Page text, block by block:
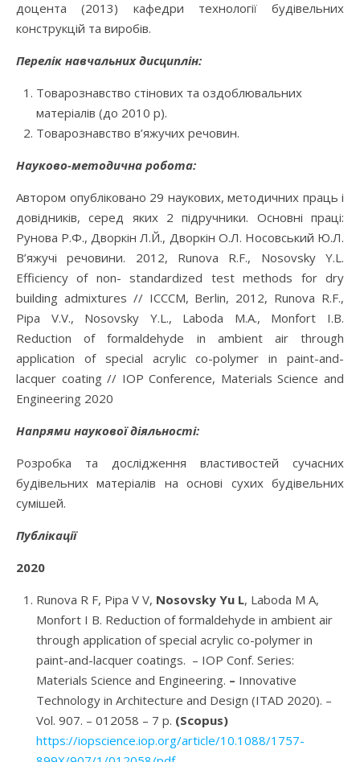
доцента (2013) кафедри технології будівельних
конструкцій та виробів.
Перелік навчальних дисциплін:
Товарознавство стінових та оздоблювальних
матеріалів (до 2010 р).
Товарознавство в’яжучих речовин.
Науково-методична робота:
Автором опубліковано 29 наукових, методичних праць і
довідників, серед яких 2 підручники. Основні праці:
Рунова Р.Ф., Дворкін Л.Й., Дворкін О.Л. Носовський Ю.Л.
В’яжучі речовини. 2012, Runova R.F., Nosovsky Y.L.
Efficiency of non- standardized test methods for dry
building admixtures // ICCCM, Berlin, 2012, Runova R.F.,
Pipa V.V., Nosovsky Y.L., Laboda M.A., Monfort I.B.
Reduction of formaldehyde in ambient air through
application of special acrylic co-polymer in paint-and-
lacquer coating // IOP Conference, Materials Science and
Engineering 2020
Напрями наукової діяльності:
Розробка та дослідження властивостей сучасних
будівельних матеріалів на основі сухих будівельних
сумішей.
Публікації
2020
Runova R F, Pipa V V, Nosovsky Yu L, Laboda M A,
Monfort I B. Reduction of formaldehyde in ambient air
through application of special acrylic co-polymer in
paint-and-lacquer coatings. – IOP Conf. Series:
Materials Science and Engineering. – Innovative
Technology in Architecture and Design (ITAD 2020). –
Vol. 907. – 012058 – 7 р. (Scopus)
https://iopscience.iop.org/article/10.1088/1757-